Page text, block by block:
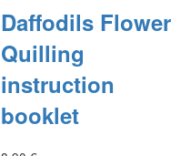
Daffodils Flower
Quilling
instruction
booklet